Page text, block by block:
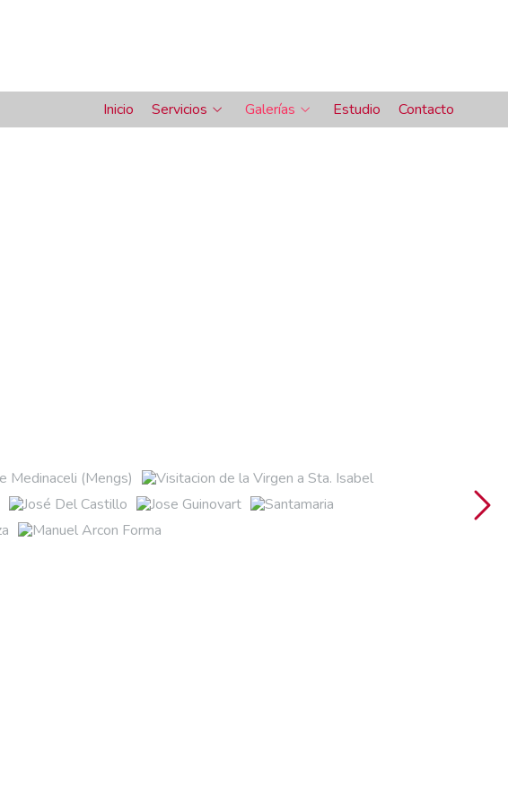
Inicio Servicios Galerías Estudio Contacto